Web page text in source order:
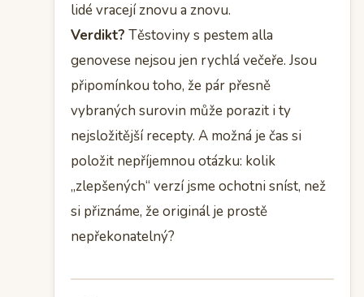
lidé vracejí znovu a znovu.
Verdikt? Těstoviny s pestem alla
genovese nejsou jen rychlá večeře. Jsou
připomínkou toho, že pár přesně
vybraných surovin může porazit i ty
nejsložitější recepty. A možná je čas si
položit nepříjemnou otázku: kolik
„zlepšených“ verzí jsme ochotni sníst, než
si přiznáme, že originál je prostě
nepřekonatelný?